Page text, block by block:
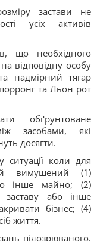
застави не
усіх активів
що необхідного
відповідну особу
надмірний тягар
та Льон рот
обґрунтоване
засобами, які
досягти.
ситуації коли для
вимушений (1)
інше майно; (2)
заставу або інше
бізнес; (4)
життя.
підозрюваного,